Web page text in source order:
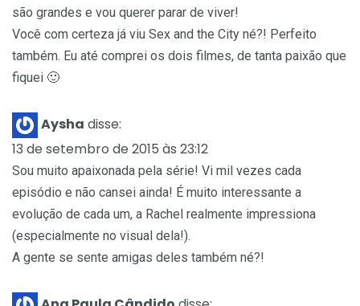
são grandes e vou querer parar de viver!
Você com certeza já viu Sex and the City né?! Perfeito
também. Eu até comprei os dois filmes, de tanta paixão que
fiquei 🙂
Aysha disse:
13 de setembro de 2015 às 23:12
Sou muito apaixonada pela série! Vi mil vezes cada
episódio e não cansei ainda! É muito interessante a
evolução de cada um, a Rachel realmente impressiona
(especialmente no visual dela!).
A gente se sente amigas deles também né?!